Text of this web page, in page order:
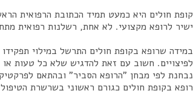
קופת חולים היא כמעט תמיד הכתובת הרפואית
ישיר לרופא מקצועי. לא אחת, רשלנות רפואית
במידה שרופא בקופת חולים התרשל במילוי
לפיצויים. חשוב עם זאת להדגיש שלא כל טעות
נבחנת לפי מבחן "הרופא הסביר" ובהתאם
רופא בקופת חולים כגורם ראשוני בשרשרת